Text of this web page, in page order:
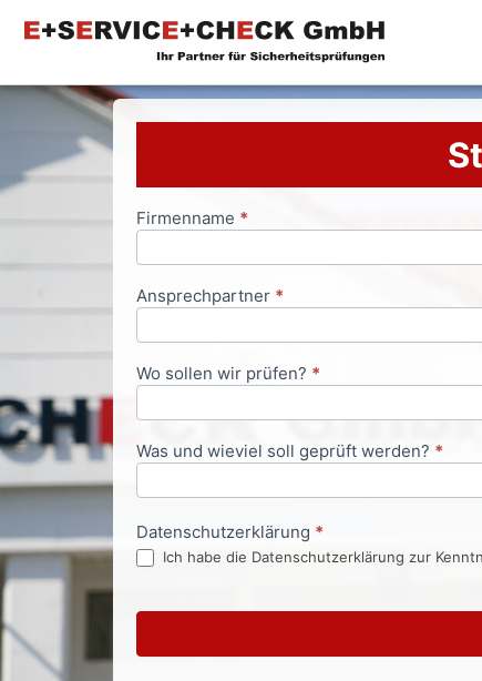
Anfrageformular
Firmenname *
Ansprechpartner *
Wo sollen wir prüfen? *
Was und wieviel soll geprüft werden? *
Datenschutzerklärung *
Ich habe die Datenschutzerklärung zur